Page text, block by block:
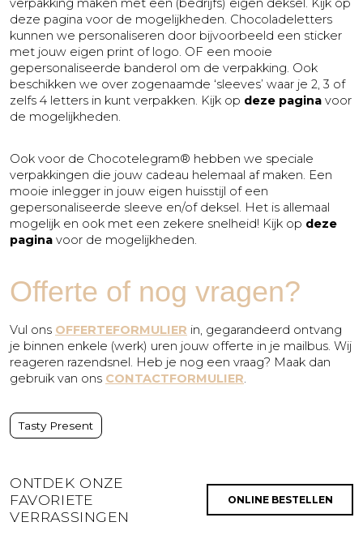
verpakking maken met een (bedrijfs) eigen deksel. Kijk op
deze pagina voor de mogelijkheden. Chocoladeletters
kunnen we personaliseren door bijvoorbeeld een sticker
met jouw eigen print of logo. OF een mooie
gepersonaliseerde banderol om de verpakking. Ook
beschikken we over zogenaamde ‘sleeves’ waar je 2, 3 of
zelfs 4 letters in kunt verpakken. Kijk op deze pagina voor
de mogelijkheden.
Ook voor de Chocotelegram® hebben we speciale
verpakkingen die jouw cadeau helemaal af maken. Een
mooie inlegger in jouw eigen huisstijl of een
gepersonaliseerde sleeve en/of deksel. Het is allemaal
mogelijk en ook met een zekere snelheid! Kijk op deze
pagina voor de mogelijkheden.
Offerte of nog vragen?
Vul ons OFFERTEFORMULIER in, gegarandeerd ontvang
je binnen enkele (werk) uren jouw offerte in je mailbus. Wij
reageren razendsnel. Heb je nog een vraag? Maak dan
gebruik van ons CONTACTFORMULIER.
Tasty Present
ONTDEK ONZE
FAVORIETE
VERRASSINGEN
ONLINE BESTELLEN